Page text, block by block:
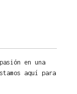
en una
aquí para